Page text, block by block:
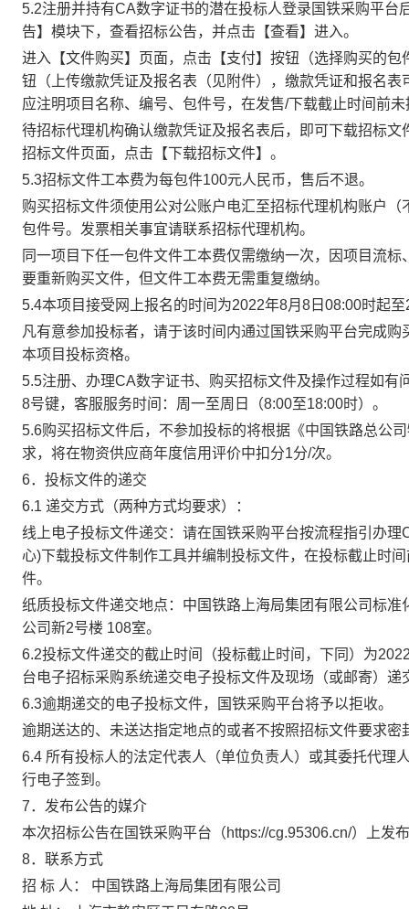
5.2注册并持有CA数字证书的潜在投标人登录国铁采购平台
告】模块下，查看招标公告，并点击【查看】进入。
进入【文件购买】页面，点击【支付】按钮（选择购买的
钮（上传缴款凭证及报名表（见附件），缴款凭证和报名表
应注明项目名称、编号、包件号，在发售/下载截止时间前
待招标代理机构确认缴款凭证及报名表后，即可下载招标文
招标文件页面，点击【下载招标文件】。
5.3招标文件工本费为每包件100元人民币，售后不退。
购买招标文件须使用公对公账户电汇至招标代理机构账户
包件号。发票相关事宜请联系招标代理机构。
同一项目下任一包件文件工本费仅需缴纳一次，因项目流
要重新购买文件，但文件工本费无需重复缴纳。
5.4本项目接受网上报名的时间为2022年8月 8 日 08:00时起至
凡有意参加投标者，请于该时间内通过国铁采购平台完成购
本项目投标资格。
5.5注册、办理CA数字证书、购买招标文件及操作过程如有
8号键，客服服务时间：周一至周日（8:00至18:00时）。
5.6购买招标文件后，不参加投标的将根据《中国铁路总公
求，将在物资供应商年度信用评价中扣分1分/次。
6．投标文件的递交
6.1 递交方式（两种方式均要求）：
线上电子投标文件递交 ：请在国铁采购平台按流程指引办理
心)下载投标文件制作工具并编制投标文件，在投标截止时
件。
纸质投标文件递交地点：中国铁路上海局集团有限公司标
公司新2号楼 108室。
6.2投标文件递交的截止时间（投标截止时间，下同）为
台电子招标采购系统递交电子投标文件及现场（或邮寄）递
6.3逾期递交的电子投标文件， 国铁采购平台将予以拒收。
逾期送达的、未送达指定地点的或者不按照招标文件要求密
6.4 所有投标人的法定代表人（单位负责人）或其委托代理
行电子签到。
7．发布公告的媒介
本次招标公告在国铁采购平台（https://cg.95306.cn/）上发
8．联系方式
招 标 人：
中国铁路上海局集团有限公司